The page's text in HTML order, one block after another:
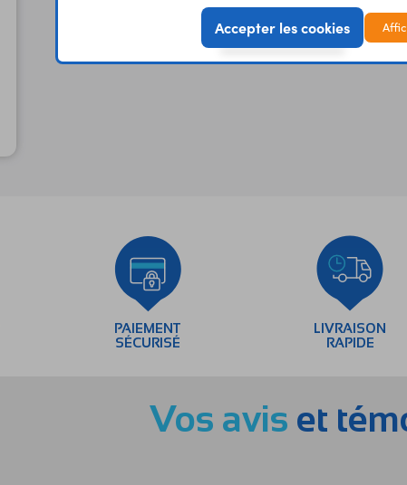
PAIEMENT
SÉCURISÉ
LIVRAISON
RAPIDE
Vos avis et
Accepter les cookies